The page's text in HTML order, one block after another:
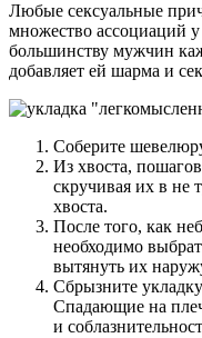
Любые сексуальные
множество ассоциаций
большинству мужчин
добавляет ей шарма и
Соберите
Из хвоста,
скручивая их в не
хвоста.
После того, как
необходимо
вытянуть их
Сбрызните
Спадающие на
и